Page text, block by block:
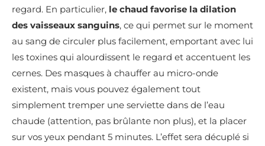
regard. En particulier, le chaud favorise la dilation
des vaisseaux sanguins, ce qui permet sur le moment
au sang de circuler plus facilement, emportant avec lui
les toxines qui alourdissent le regard et accentuent les
cernes. Des masques à chauffer au micro-onde
existent, mais vous pouvez également tout
simplement tremper une serviette dans de l’eau
chaude (attention, pas brûlante non plus), et la placer
sur vos yeux pendant 5 minutes. L’effet sera décuplé si